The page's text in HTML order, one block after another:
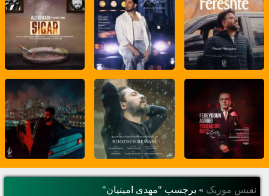
نفیس موزیک » برچسب "مهدی امینیان"